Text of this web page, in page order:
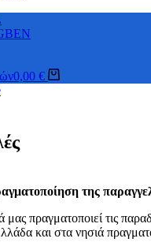
EN
0,00 €
της
μας πραγματοποιεί τις
και στα νησιά